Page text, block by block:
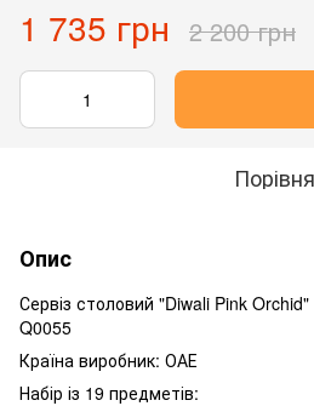
1 735 грн 2 200 грн
Опис
Сервіз столовий "Diwali Pink
Q0055
Країна виробник: ОАЕ
Набір із 19 предметів: